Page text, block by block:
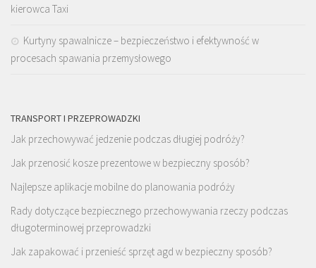
kierowca Taxi
Kurtyny spawalnicze – bezpieczeństwo i efektywność w
procesach spawania przemysłowego
TRANSPORT I PRZEPROWADZKI
Jak przechowywać jedzenie podczas długiej podróży?
Jak przenosić kosze prezentowe w bezpieczny sposób?
Najlepsze aplikacje mobilne do planowania podróży
Rady dotyczące bezpiecznego przechowywania rzeczy podczas
długoterminowej przeprowadzki
Jak zapakować i przenieść sprzęt agd w bezpieczny sposób?